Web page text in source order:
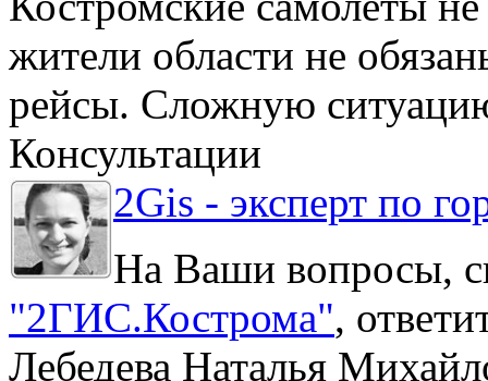
жители области не
рейсы. Сложную
Консультации
2Gis - эксперт по
На Ваши вопросы,
"2ГИС.Кострома",
Лебедева Наталья